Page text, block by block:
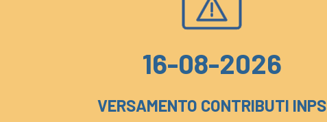
16-08-2026
VERSAMENTO CONTRIBUTI INPS